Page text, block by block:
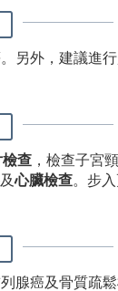
外，建議進
查 ，檢查子宮
及心臟檢查。步
腺癌及骨質疏